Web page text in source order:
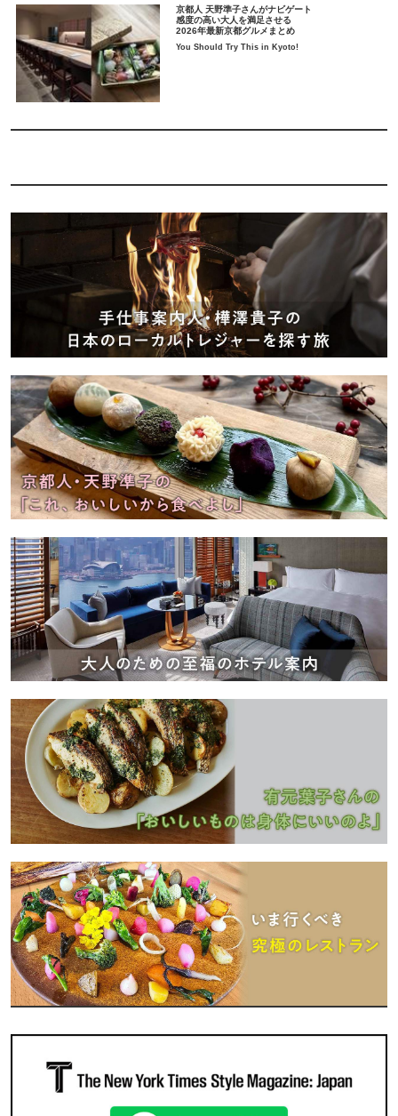
京都人 天野準子さんがナビゲート
感度の高い大人を満足させる
2026年最新京都グルメまとめ
You Should Try This in Kyoto!